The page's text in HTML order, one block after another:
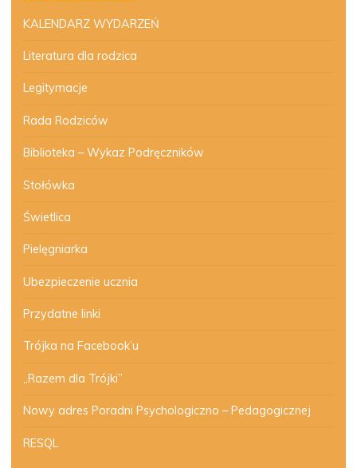
KALENDARZ WYDARZEŃ
Literatura dla rodzica
Legitymacje
Rada Rodziców
Biblioteka – Wykaz Podręczników
Stołówka
Świetlica
Pielęgniarka
Ubezpieczenie ucznia
Przydatne linki
Trójka na Facebook’u
„Razem dla Trójki”
Nowy adres Poradni Psychologiczno – Pedagogicznej
RESQL